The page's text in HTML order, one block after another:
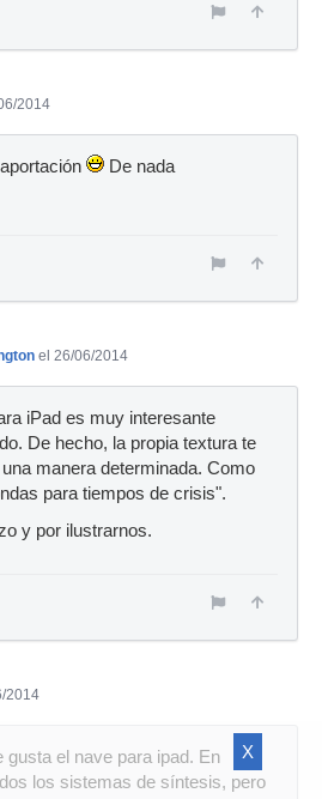
2014
De nada
el 26/06/2014
iPad es muy interesante
De hecho, la propia textura te
manera determinada. Como
para tiempos de crisis".
y por ilustrarnos.
2014
gusta el nave para ipad. En
los sistemas de síntesis, pero
X